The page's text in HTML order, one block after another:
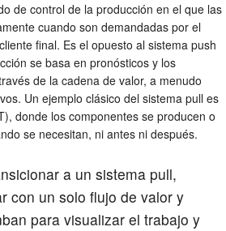
de control de la producción en el que las
cuando son demandadas por el
final. Es el opuesto al sistema push
se basa en pronósticos y los
de la cadena de valor, a menudo
Un ejemplo clásico del sistema pull es
donde los componentes se producen o
se necesitan, ni antes ni después.
a un sistema pull,
con un solo flujo de valor y
para visualizar el trabajo y